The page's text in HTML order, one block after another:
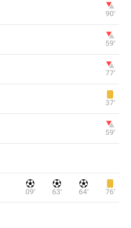
90‎’‎
59‎’‎
77‎’‎
37‎’‎
59‎’‎
09‎’‎ 63‎’‎ 64‎’‎ 76‎’‎